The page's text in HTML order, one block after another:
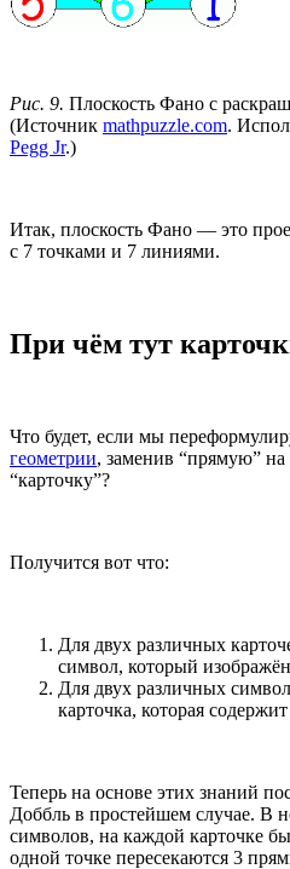
Рис. 9. Плоскость Фано с
(Источник mathpuzzle.com.
Pegg Jr.)
Итак, плоскость Фано — это
с 7 точками и 7 линиями.
При чём тут
Что будет, если мы
геометрии, заменив “прямую” на
“карточку”?
Получится вот что:
Для двух различных
символ, который
Для двух различных
карточка, которая
Теперь на основе этих знаний
Доббль в простейшем случае. В
символов, на каждой карточке
одной точке пересекаются 3